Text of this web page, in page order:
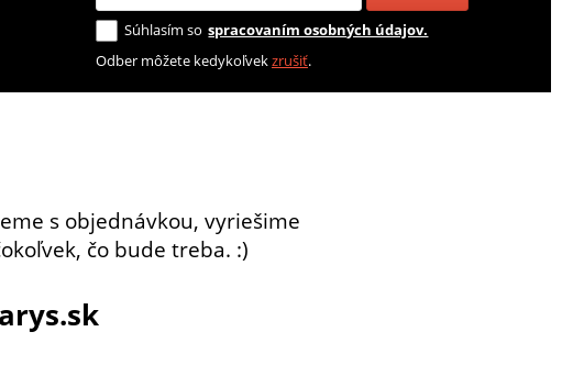
Súhlasím so spracovaním osobných údajov.
Odber môžete kedykoľvekzrušiť.
s objednávkou, vyriešime
čo bude treba. :)